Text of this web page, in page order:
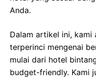
Anda.
Dalam artikel ini, kami
terperinci mengenai
mulai dari hotel
budget-friendly. Kami